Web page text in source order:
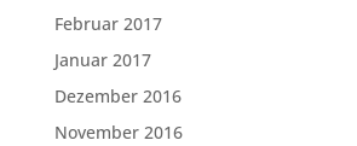
Februar 2017
Januar 2017
Dezember 2016
November 2016